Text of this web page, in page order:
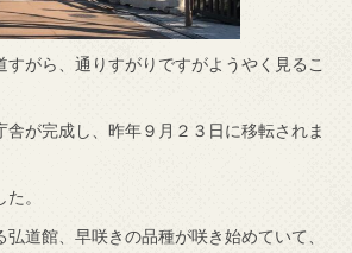
すがら、通りすがりですがようやく見るこ
舎が完成し、昨年９月２３日に移転されま
。
道館、早咲きの品種が咲き始めていて、